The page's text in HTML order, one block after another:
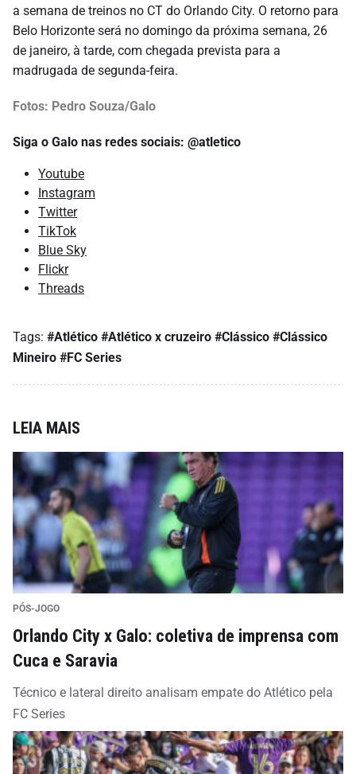
a semana de treinos no CT do Orlando City. O retorno para
Belo Horizonte será no domingo da próxima semana, 26
de janeiro, à tarde, com chegada prevista para a
madrugada de segunda-feira.
Fotos: Pedro Souza/Galo
Siga o Galo nas redes sociais: @atletico
Youtube
Instagram
Twitter
TikTok
Blue Sky
Flickr
Threads
Tags: #Atlético #Atlético x cruzeiro #Clássico #Clássico
Mineiro #FC Series
LEIA MAIS
PÓS-JOGO
Orlando City x Galo: coletiva de imprensa com
Cuca e Saravia
Técnico e lateral direito analisam empate do Atlético pela
FC Series